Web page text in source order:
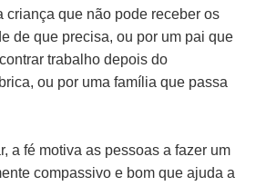
criança que não pode receber os
de que precisa, ou por um pai que
trabalho depois do
ou por uma família que passa
a fé motiva as pessoas a fazer um
compassivo e bom que ajuda a